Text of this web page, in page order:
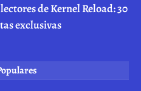
de Kernel Reload: 30
exclusivas